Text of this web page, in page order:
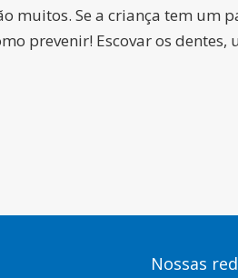
muitos. Se a criança tem um
prevenir! Escovar os dentes,
Nossas